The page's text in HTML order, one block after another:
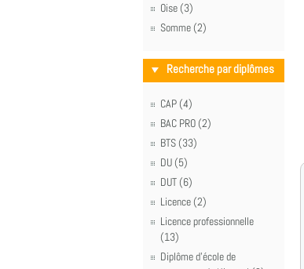
Oise (3)
Somme (2)
Recherche par diplômes
CAP (4)
BAC PRO (2)
BTS (33)
DU (5)
DUT (6)
Licence (2)
Licence professionnelle
(13)
Diplôme d'école de